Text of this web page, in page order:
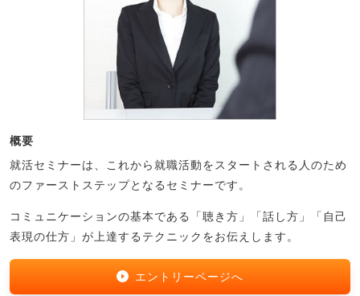
概要
就活セミナーは、これから就職活動をスタートされる人のため
のファーストステップとなるセミナーです。
コミュニケーションの基本である「聴き方」「話し方」「自己
表現の仕方」が上達するテクニックをお伝えします。
エントリーページへ